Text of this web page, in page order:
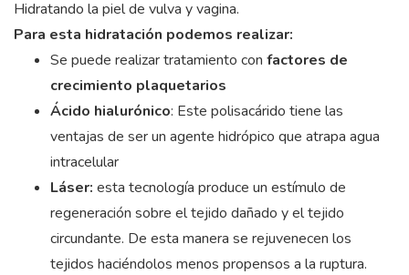
Hidratando la piel de vulva y vagina.
Para esta hidratación podemos realizar:
Se puede realizar tratamiento con factores de
crecimiento plaquetarios
Ácido hialurónico: Este polisacárido tiene las
ventajas de ser un agente hidrópico que atrapa agua
intracelular
Láser: esta tecnología produce un estímulo de
regeneración sobre el tejido dañado y el tejido
circundante. De esta manera se rejuvenecen los
tejidos haciéndolos menos propensos a la ruptura.